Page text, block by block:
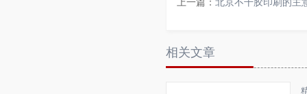
上一篇： 北京不干胶印刷的主
相关文章